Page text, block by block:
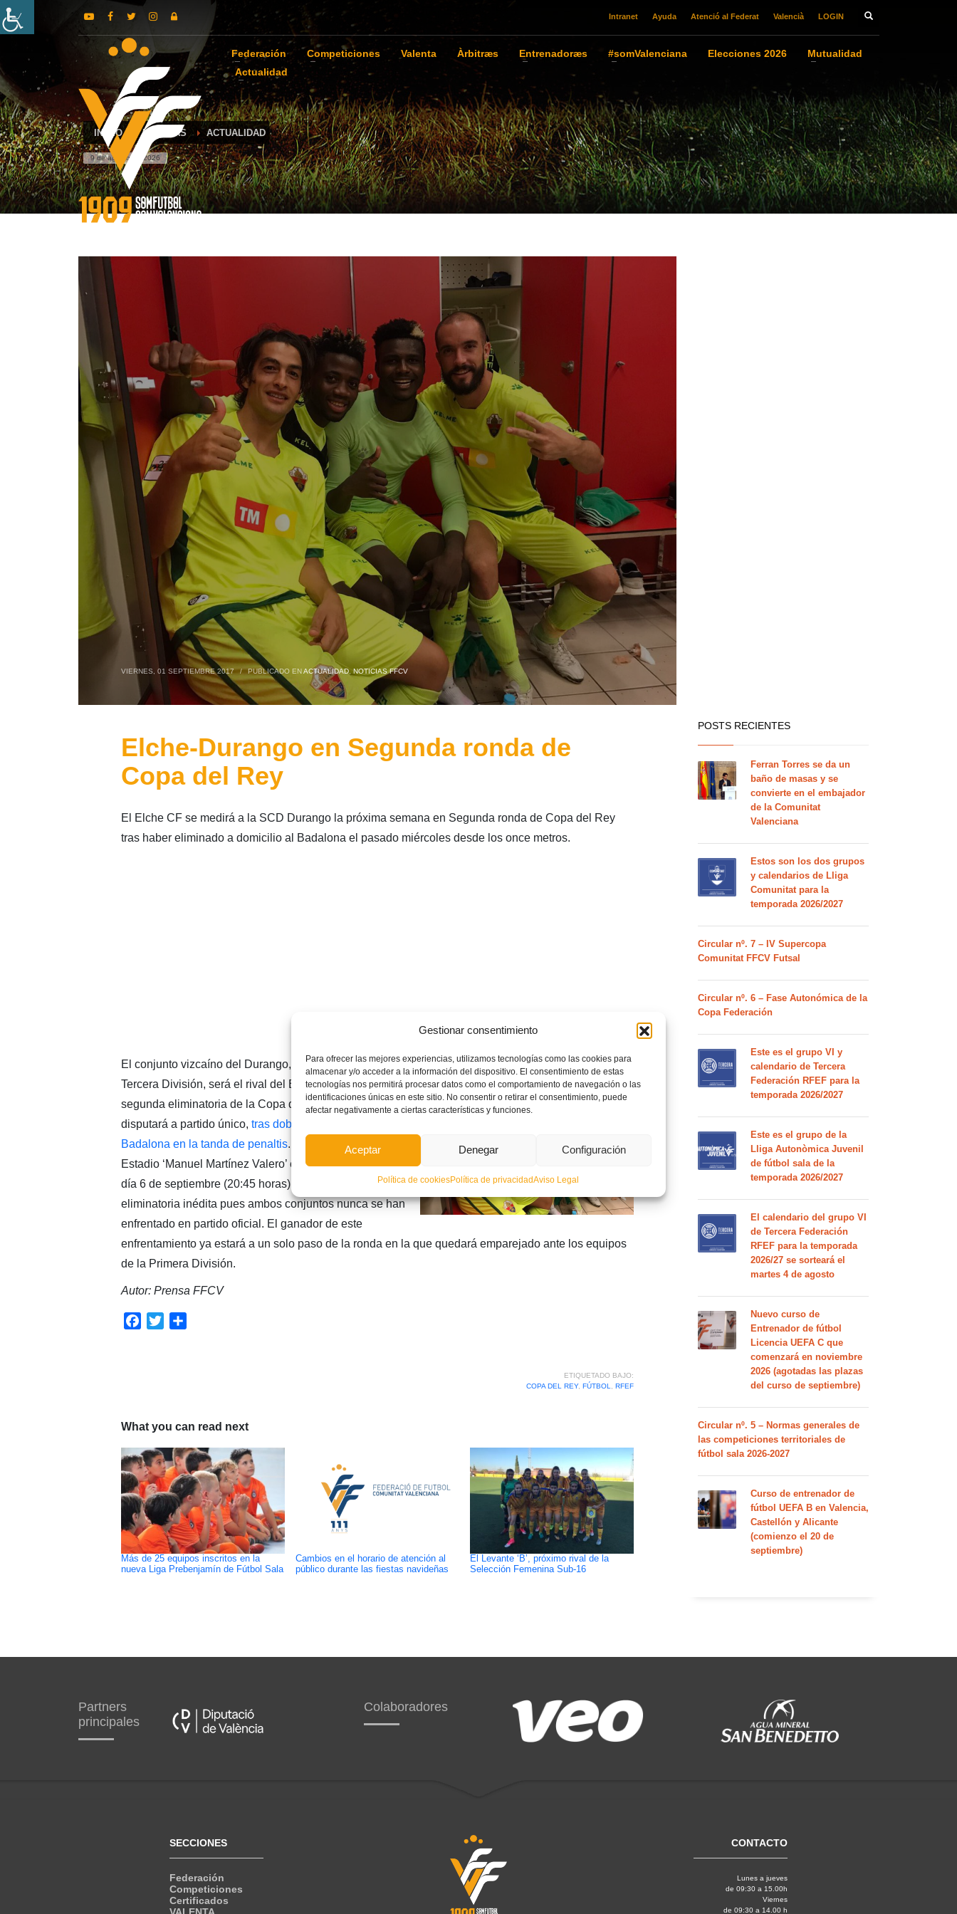
Gestionar consentimiento
Para ofrecer las mejores experiencias, utilizamos tecnologías como las cookies para
almacenar y/o acceder a la información del dispositivo. El consentimiento de estas
tecnologías nos permitirá procesar datos como el comportamiento de navegación o las
identificaciones únicas en este sitio. No consentir o retirar el consentimiento, puede
afectar negativamente a ciertas características y funciones.
Aceptar Denegar Configuración
Política de cookiesPolítica de privacidadAviso Legal
Intranet Ayuda Atenció al Federat Valencià LOGIN
Federación Competiciones Valenta Àrbitræs Entrenadoræs #somValenciana Elecciones 2026
Mutualidad
Actualidad
INICIO NOTICIAS ACTUALIDAD
9 de agosto de 2026
VIERNES, 01 SEPTIEMBRE 2017 / PUBLICADO ENACTUALIDAD, NOTICIAS FFCV
Elche-Durango en Segunda ronda de
Copa del Rey
El Elche CF se medirá a la SCD Durango la próxima semana en Segunda ronda de Copa del Rey
tras haber eliminado a domicilio al Badalona el pasado miércoles desde los once metros.
El conjunto vizcaíno del Durango, del Grupo IV de
Tercera División, será el rival del Elche C.F. en la
segunda eliminatoria de la Copa del Rey, que se
disputará a partido único, tras doblegar en Primera al
Badalona en la tanda de penaltis. La cita será en el
Estadio ‘Manuel Martínez Valero’ el próximo miércoles
día 6 de septiembre (20:45 horas). Se trata de una
eliminatoria inédita pues ambos conjuntos nunca se han
enfrentado en partido oficial. El ganador de este
enfrentamiento ya estará a un solo paso de la ronda en la que quedará emparejado ante los equipos
de la Primera División.
Autor: Prensa FFCV
Facebook
Twitter
ETIQUETADO BAJO:
COPA DEL REY, FÚTBOL RFEF
What you can read next
Más de 25 equipos inscritos en la
nueva Liga Prebenjamín de Fútbol Sala
Cambios en el horario de atención al
público durante las fiestas navideñas
El Levante ‘B’, próximo rival de la
Selección Femenina Sub-16
POSTS RECIENTES
Ferran Torres se da un
baño de masas y se
convierte en el embajador
de la Comunitat
Valenciana
Estos son los dos grupos
y calendarios de Lliga
Comunitat para la
temporada 2026/2027
Circular nº. 7 – IV Supercopa
Comunitat FFCV Futsal
Circular nº. 6 – Fase Autonómica de la
Copa Federación
Este es el grupo VI y
calendario de Tercera
Federación RFEF para la
temporada 2026/2027
Este es el grupo de la
Lliga Autonòmica Juvenil
de fútbol sala de la
temporada 2026/2027
El calendario del grupo VI
de Tercera Federación
RFEF para la temporada
2026/27 se sorteará el
martes 4 de agosto
Nuevo curso de
Entrenador de fútbol
Licencia UEFA C que
comenzará en noviembre
2026 (agotadas las plazas
del curso de septiembre)
Circular nº. 5 – Normas generales de
las competiciones territoriales de
fútbol sala 2026-2027
Curso de entrenador de
fútbol UEFA B en Valencia,
Castellón y Alicante
(comienzo el 20 de
septiembre)
Partners
principales
Colaboradores
SECCIONES
Federación
Competiciones
Certificados
CONTACTO
Lunes a jueves
de 09:30 a 15.00h
Viernes
de 09:30 a 14.00 h